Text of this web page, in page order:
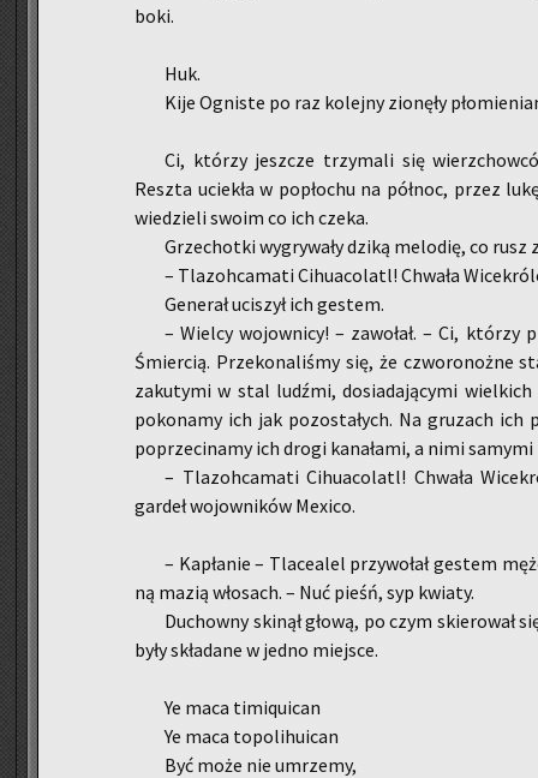
boki.
Huk.
Kije Ogni­ste po raz ko­lej­ny zio­nę­ły
Ci, któ­rzy jesz­cze trzy­ma­li się
Resz­ta ucie­kła w po­pło­chu na pół­noc, przez
wie­dzie­li swoim co ich czeka.
Grze­chot­ki wy­gry­wa­ły dziką me­lo­dię, co rusz
– Tla­zoh­ca­ma­ti Ci­hu­aco­latl! Chwa­ła
Ge­ne­rał uci­szył ich ge­stem.
– Wiel­cy wo­jow­ni­cy! – za­wo­łał. – Ci,
Śmier­cią. Prze­ko­na­li­śmy się, że czwo­ro­noż­ne
za­ku­ty­mi w stal ludź­mi, do­sia­da­ją­cy­mi
po­ko­na­my ich jak po­zo­sta­łych. Na gru­zach ich
po­prze­ci­na­my ich drogi ka­na­ła­mi, a nimi sa­my­mi
– Tla­zoh­ca­ma­ti Ci­hu­aco­latl! Chwa­ła
gar­deł wo­jow­ni­ków Me­xi­co.
– Ka­pła­nie – Tla­ce­alel przy­wo­łał ge­stem
ną mazią wło­sach. – Nuć pieśń, syp kwia­ty.
Du­chow­ny ski­nął głową, po czym skie­ro­wał
były skła­da­ne w jedno miej­sce.
Ye maca ti­mi­qu­ican
Ye maca to­po­li­hu­ican
Być może nie umrze­my,